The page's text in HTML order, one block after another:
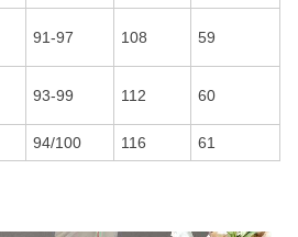
91-97 108 59
93-99 112 60
94/100 116 61